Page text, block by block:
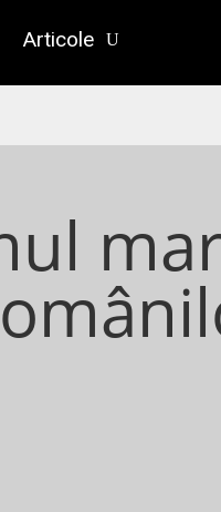
Articole